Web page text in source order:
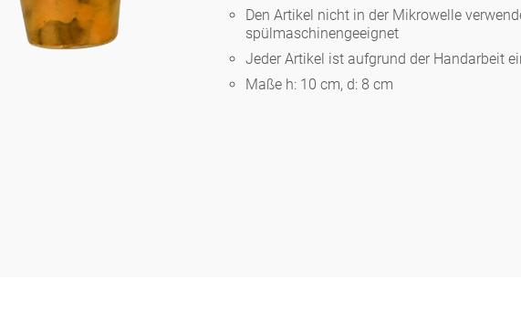
Slumberland
Den Artikel nicht in der Mikrowelle
spülmaschinengeeignet
Jeder Artikel ist aufgrund der Handarbeit
Maße h: 10 cm, d: 8 cm